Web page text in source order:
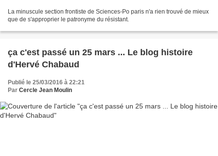
La minuscule section frontiste de Sciences-Po paris n'a rien trouvé de mieux
que de s'approprier le patronyme du résistant.
ça c'est passé un 25 mars ... Le blog histoire
d'Hervé Chabaud
Publié le 25/03/2016 à 22:21
Par Cercle Jean Moulin